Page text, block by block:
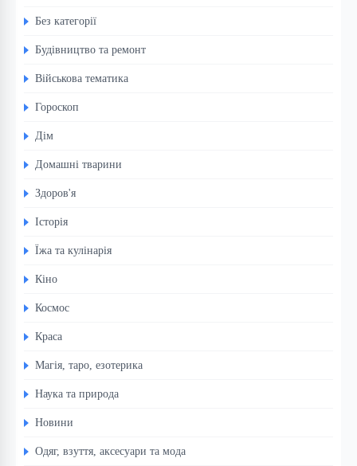
Без категорії
Будівництво та ремонт
Військова тематика
Гороскоп
Дім
Домашні тварини
Здоров'я
Історія
Їжа та кулінарія
Кіно
Космос
Краса
Магія, таро, езотерика
Наука та природа
Новини
Одяг, взуття, аксесуари та мода